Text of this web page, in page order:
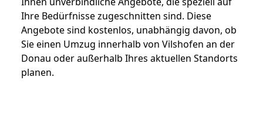
Ihre Bedürfnisse zugeschnitten sind. Diese
Angebote sind kostenlos, unabhängig davon, ob
Sie einen Umzug innerhalb von Vilshofen an der
Donau oder außerhalb Ihres aktuellen Standorts
planen.